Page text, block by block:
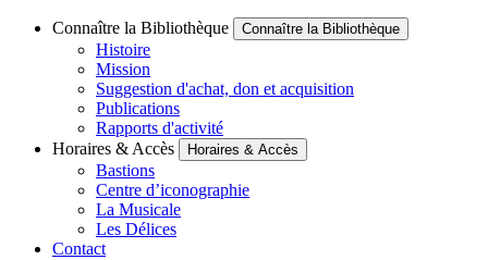
Connaître la Bibliothèque Connaître la Bibliothèque
Histoire
Mission
Suggestion d'achat, don et acquisition
Publications
Rapports d'activité
Horaires & Accès
Horaires & Accès
Bastions
Centre d’iconographie
La Musicale
Les Délices
Contact